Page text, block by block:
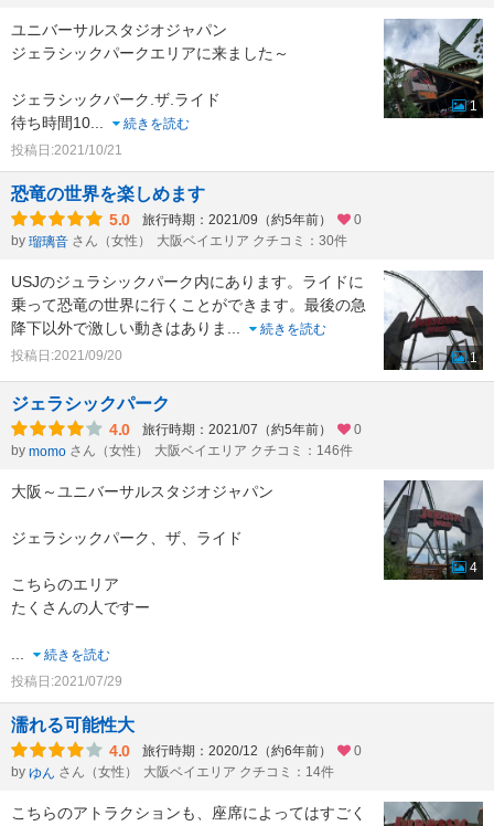
ユニバーサルスタジオジャパン
ジェラシックパークエリアに来ました～
ジェラシックパーク.ザ.ライド
待ち時間10...
続きを読む
投稿日:2021/10/21
1
恐竜の世界を楽しめます
5.0 旅行時期：2021/09（約5年前）
0
by 瑠璃音 さん（女性） 大阪ベイエリア クチコミ：30件
USJのジュラシックパーク内にあります。ライドに
乗って恐竜の世界に行くことができます。最後の急
降下以外で激しい動きはありま ...
続きを読む
投稿日:2021/09/20
1
ジェラシックパーク
4.0 旅行時期：2021/07（約5年前）
0
by momo さん（女性） 大阪ベイエリア クチコミ：146件
大阪～ユニバーサルスタジオジャパン
ジェラシックパーク、ザ、ライド
こちらのエリア
たくさんの人ですー
...
続きを読む
投稿日:2021/07/29
4
濡れる可能性大
4.0 旅行時期：2020/12（約6年前）
0
by ゆん さん（女性） 大阪ベイエリア クチコミ：14件
こちらのアトラクションも、座席によってはすごく